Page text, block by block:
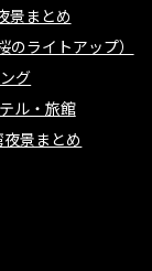
景まとめ
のライトアップ）
グ
ル・旅館
夜景まとめ